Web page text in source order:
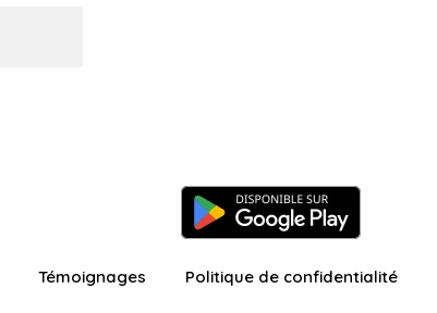
Témoignages Politique de confidentialité